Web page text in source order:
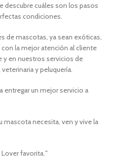
descubre cuáles son los pasos
condiciones.
de mascotas, ya sean exóticas,
la mejor atención al cliente
en nuestros servicios de
y peluquería.
entregar un mejor servicio a
necesita, ven y vive la
favorita.”